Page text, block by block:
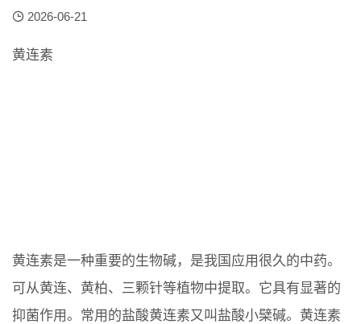
2026-06-21
黄连素
黄连素是一种重要的生物碱，是我国应用很久的中药。
可从黄连、黄柏、三颗针等植物中提取。它具有显著的
抑菌作用。常用的盐酸黄连素又叫盐酸小檗碱。黄连素